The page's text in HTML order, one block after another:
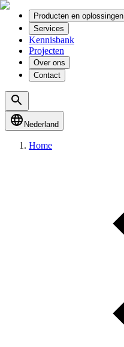
Producten en oplossingen
Services
Kennisbank
Projecten
Over ons
Contact
Nederland
Home